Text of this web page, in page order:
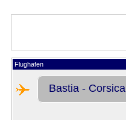
Flughafen
Bastia -